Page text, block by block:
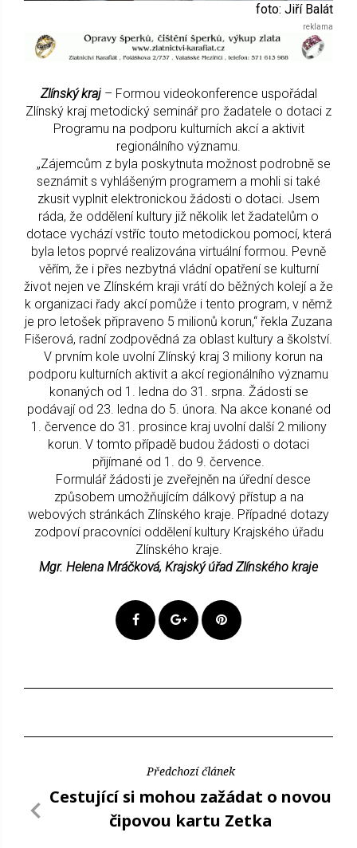
foto: Jiří Balát
Zlínský kraj – Formou videokonference uspořádal
Zlínský kraj metodický seminář pro žadatele o dotaci z
Programu na podporu kulturních akcí a aktivit
regionálního významu.
„Zájemcům z byla poskytnuta možnost podrobně se
seznámit s vyhlášeným programem a mohli si také
zkusit vyplnit elektronickou žádosti o dotaci. Jsem
ráda, že oddělení kultury již několik let žadatelům o
dotace vychází vstříc touto metodickou pomocí, která
byla letos poprvé realizována virtuální formou. Pevně
věřím, že i přes nezbytná vládní opatření se kulturní
život nejen ve Zlínském kraji vrátí do běžných kolejí a že
k organizaci řady akcí pomůže i tento program, v němž
je pro letošek připraveno 5 milionů korun,“ řekla Zuzana
Fišerová, radní zodpovědná za oblast kultury a školství.
V prvním kole uvolní Zlínský kraj 3 miliony korun na
podporu kulturních aktivit a akcí regionálního významu
konaných od 1. ledna do 31. srpna. Žádosti se
podávají od 23. ledna do 5. února. Na akce konané od
1. července do 31. prosince kraj uvolní další 2 miliony
korun. V tomto případě budou žádosti o dotaci
přijímané od 1. do 9. července.
Formulář žádosti je zveřejněn na úřední desce
způsobem umožňujícím dálkový přístup a na
webových stránkách Zlínského kraje. Případné dotazy
zodpoví pracovníci oddělení kultury Krajského úřadu
Zlínského kraje.
Mgr. Helena Mráčková, Krajský úřad Zlínského kraje
Předchozí článek
Cestující si mohou zažádat o novou
čipovou kartu Zetka